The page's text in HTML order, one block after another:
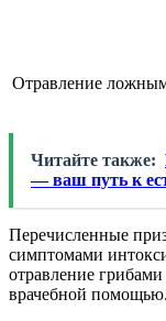
Отравление
Читайте также:
— ваш путь к
Перечисленные
симптомами
отравление грибами
врачебной помощью.